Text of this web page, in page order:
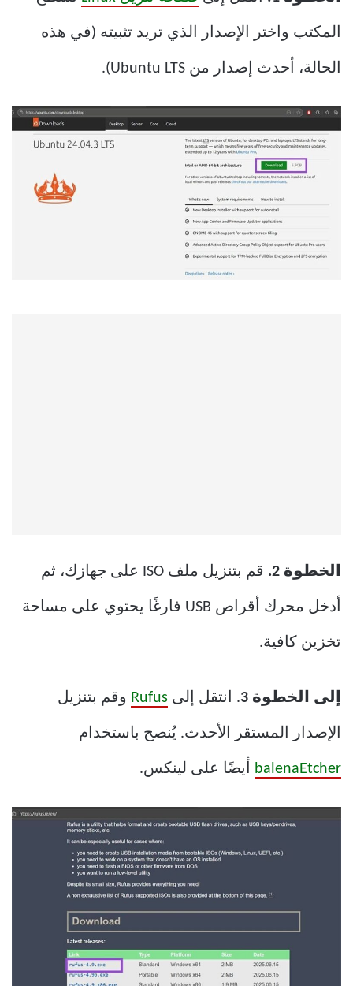
المكتب واختر الإصدار الذي تريد تثبيته (في هذه
الحالة، أحدث إصدار من Ubuntu LTS).
الخطوة 2. قم بتنزيل ملف ISO على جهازك، ثم
أدخل محرك أقراص USB فارغًا يحتوي على مساحة
تخزين كافية.
إلى الخطوة 3 . انتقل إلى Rufus وقم بتنزيل
الإصدار المستقر الأحدث. يُنصح باستخدام
balenaEtcher أيضًا على لينكس.